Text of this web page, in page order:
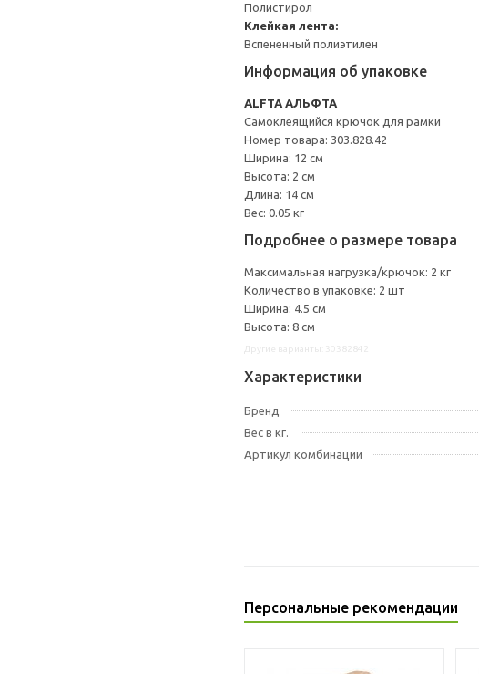
Полистирол
Клейкая лента:
Вспененный полиэтилен
Информация об упаковке
ALFTA АЛЬФТА
Самоклеящийся крючок для рамки
Номер товара: 303.828.42
Ширина: 12 см
Высота: 2 см
Длина: 14 см
Вес: 0.05 кг
Подробнее о размере товара
Максимальная нагрузка/крючок: 2 кг
Количество в упаковке: 2 шт
Ширина: 4.5 см
Высота: 8 см
Характеристики
Бренд
Вес в кг.
Артикул комбинации
Персональные рекомендации